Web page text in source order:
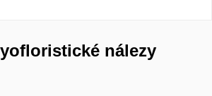
nálezy